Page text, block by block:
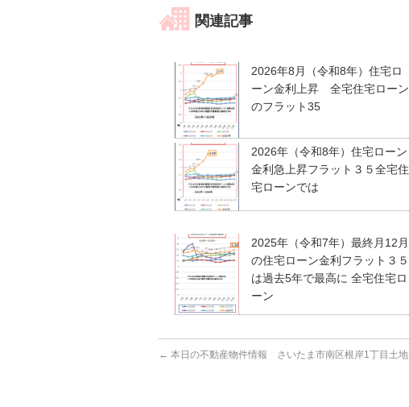
関連記事
2026年8月（令和8年）住宅ロ
ーン金利上昇 全宅住宅ローン
のフラット35
2026年（令和8年）住宅ローン
金利急上昇フラット３５全宅住
宅ローンでは
2025年（令和7年）最終月12月
の住宅ローン金利フラット３５
は過去5年で最高に 全宅住宅ロ
ーン
← 本日の不動産物件情報 さいたま市南区根岸1丁目土地